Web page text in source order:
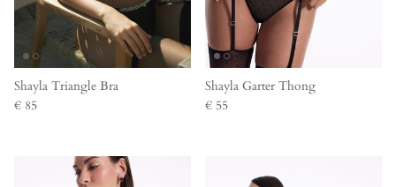
Shayla Triangle Bra
€ 85
Shayla Garter Thong
€ 55